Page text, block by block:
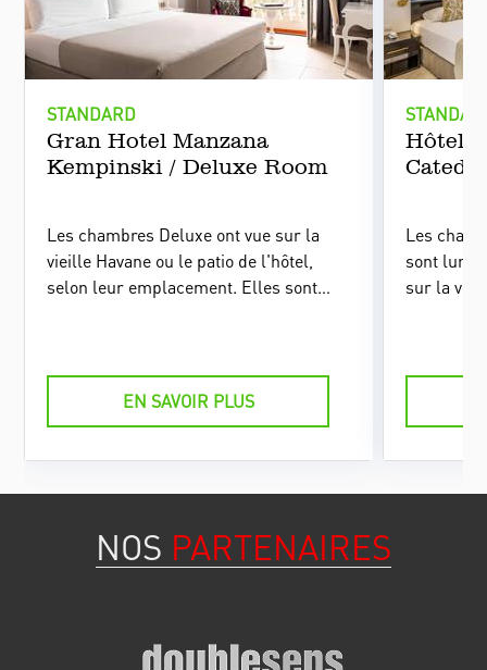
STANDARD
Gran Hotel Manzana
Kempinski / Deluxe Room
Les chambres Deluxe ont vue sur la
vieille Havane ou le patio de l'hôtel,
selon leur emplacement. Elles sont
EN SAVOIR PLUS
Hôtel
Les
sont
sur la
NOS PARTENAIRES